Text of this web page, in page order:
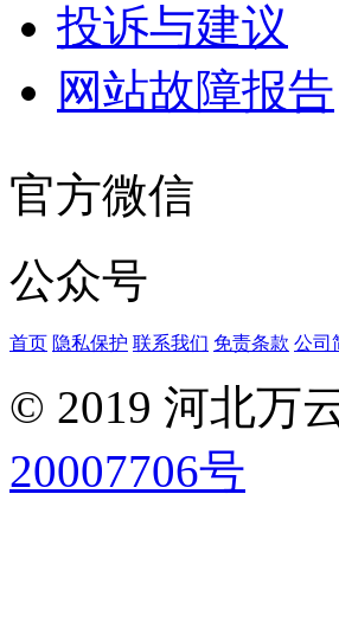
投诉与建议
网站故障报告
官方微信
公众号
首页 隐私保护 联系我们 免责条款 公司
© 2019 河北万
20007706号